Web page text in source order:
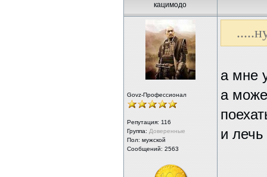
кацимодо
Govz-Профессионал
Репутация: 116
Группа: Доверенные
Пол: мужской
Сообщений: 2563
а мне
а
и